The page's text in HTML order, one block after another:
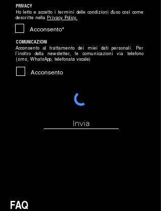
PRIVACY
Ho letto e accetto i termini delle condizioni d'uso così come
descritte nella Privacy Policy.
Acconsento*
COMUNICAZIONI
Acconsento al trattamento dei miei dati personali. Per
l’inoltro della newsletter, le comunicazioni via telefono
(sms, WhatsApp, telefonata vocale)
Acconsento
Invia
FAQ